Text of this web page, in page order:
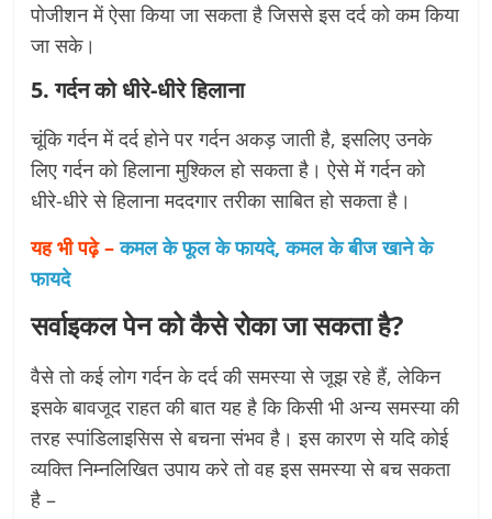
पोजीशन में ऐसा किया जा सकता है जिससे इस दर्द को कम किया
जा सके।
5. गर्दन को धीरे-धीरे हिलाना
चूंकि गर्दन में दर्द होने पर गर्दन अकड़ जाती है, इसलिए उनके
लिए गर्दन को हिलाना मुश्किल हो सकता है। ऐसे में गर्दन को
धीरे-धीरे से हिलाना मददगार तरीका साबित हो सकता है।
यह भी पढ़े – कमल के फूल के फायदे, कमल के बीज खाने के
फायदे
सर्वाइकल पेन को कैसे रोका जा सकता है?
वैसे तो कई लोग गर्दन के दर्द की समस्या से जूझ रहे हैं, लेकिन
इसके बावजूद राहत की बात यह है कि किसी भी अन्य समस्या की
तरह स्पांडिलाइसिस से बचना संभव है। इस कारण से यदि कोई
व्यक्ति निम्नलिखित उपाय करे तो वह इस समस्या से बच सकता
है –